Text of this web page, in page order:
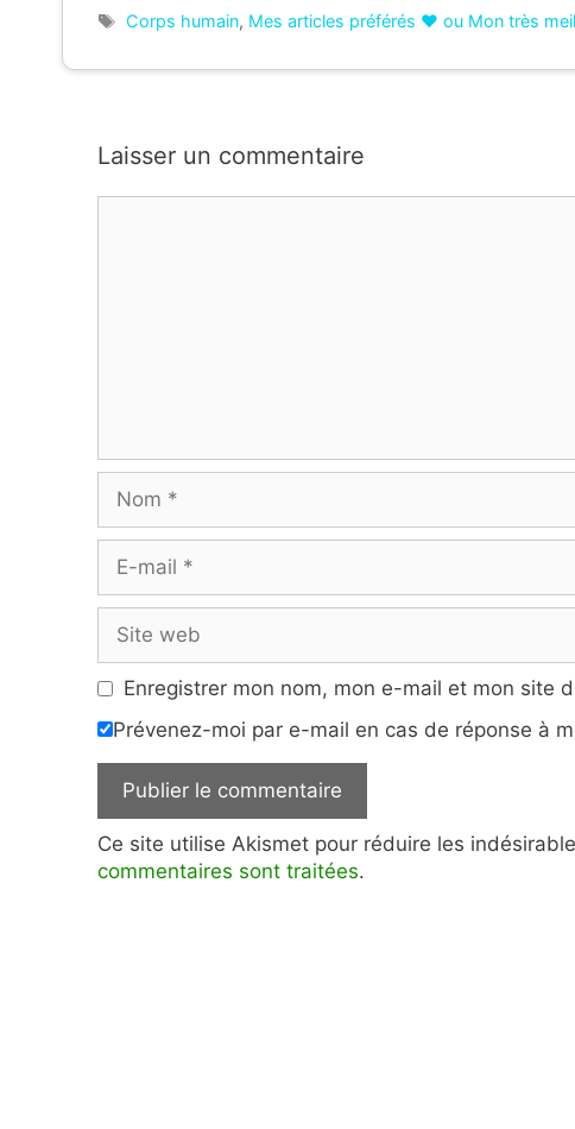
Étiquettes
Corps humain, Mes articles préférés ❤ ou Mon très
Laisser un commentaire
mail
web
Enregistrer mon nom, mon e-mail et mon site
Prévenez-moi par e-mail en cas de réponse à
Ce site utilise Akismet pour réduire les
commentaires sont traitées.